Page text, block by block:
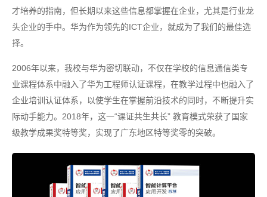
才培养的指南，但长期以来这些信息都掌握在企业，尤其是行业龙
头企业的手中。华为作为领先的ICT企业，就成为了我们的最佳选
择。
2006年以来，我校与华为密切联动，不仅在学校的信息通信类专
业课程体系中融入了华为工程师认证课程，在教学过程中也融入了
企业培训认证体系，以使学生在掌握前沿技术的同时，不断提升实
际动手能力。2018年，这一“课证共生共长” 教育模式荣获了国家
级教学成果奖特等奖，实现了广东地区特等奖零的突破。